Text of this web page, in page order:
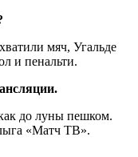
мяч, Угальде
и пенальти.
до луны пешком.
«Матч ТВ».